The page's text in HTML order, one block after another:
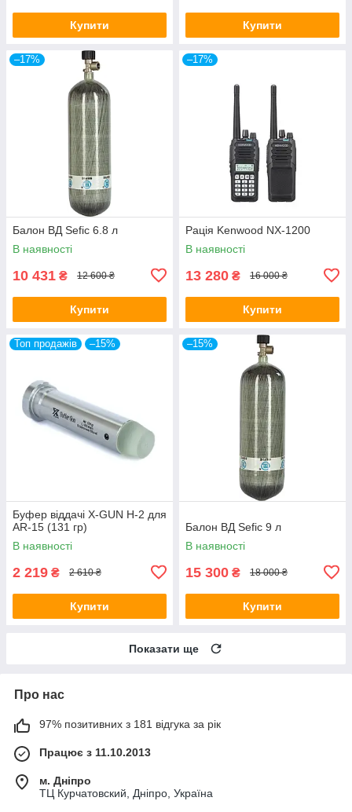
Купити Купити
–17%
Балон ВД Sefic 6.8 л
В наявності
10 431 ₴ 12 600 ₴
Купити
–17%
Рація Kenwood NX-1200
В наявності
13 280 ₴ 16 000 ₴
Купити
Топ продажів –15%
Буфер віддачі X-GUN H-2 для
AR-15 (131 гр)
В наявності
2 219 ₴ 2 610 ₴
Купити
–15%
Балон ВД Sefic 9 л
В наявності
15 300 ₴ 18 000 ₴
Купити
Показати ще
Про нас
97% позитивних з 181 відгука за рік
Працює з 11.10.2013
м. Дніпро
ТЦ Курчатовский, Дніпро, Україна